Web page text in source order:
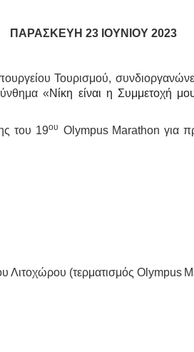
ΠΑΡΑΣΚΕΥΗ 23 ΙΟΥΝΙΟΥ 2023
Τουρισμού,
«Νίκη είναι η Συμμετοχή
του 19ου Olympus Marathon για
Λιτοχώρου (τερματισμός Olympus